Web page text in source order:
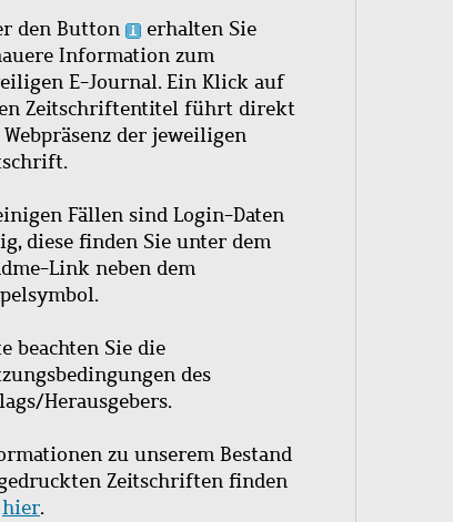
den Button
erhalten Sie
Information zum
E-Journal. Ein Klick auf
Zeitschriftentitel führt direkt
der jeweiligen
Fällen sind Login-Daten
diese finden Sie unter dem
Link neben dem
beachten Sie die
des
Herausgebers.
zu unserem Bestand
Zeitschriften finden
hier.